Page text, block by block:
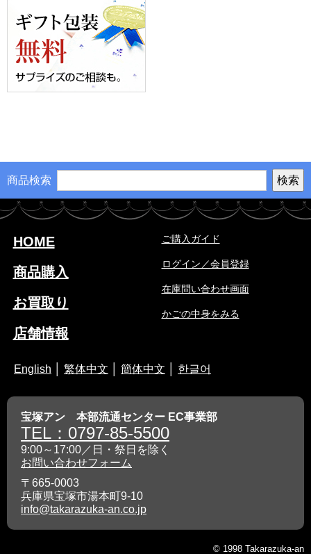
商品検索
HOME
商品購入
お買取り
店舗情報
ご購入ガイド
ログイン／会員登録
在庫問い合わせ画面
かごの中身をみる
English 繁体中文 簡体中文 한글어
宝塚アン 本部流通センター EC事業部
TEL：0797-85-5500
9:00～17:00／日・祭日を除く
お問い合わせフォーム
〒665-0003
兵庫県宝塚市湯本町9-10
info@takarazuka-an.co.jp
© 1998 Takarazuka-an